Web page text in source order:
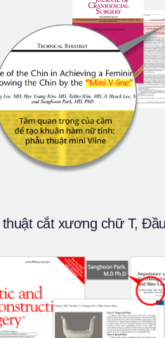
thuật cắt xương chữ T,